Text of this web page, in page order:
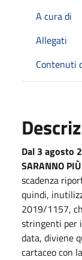
A cura di
Allegati
Contenuti
Dal 3 agosto
SARANNO
scadenza
quindi,
2019/1157,
stringenti per
data, diviene
cartaceo con